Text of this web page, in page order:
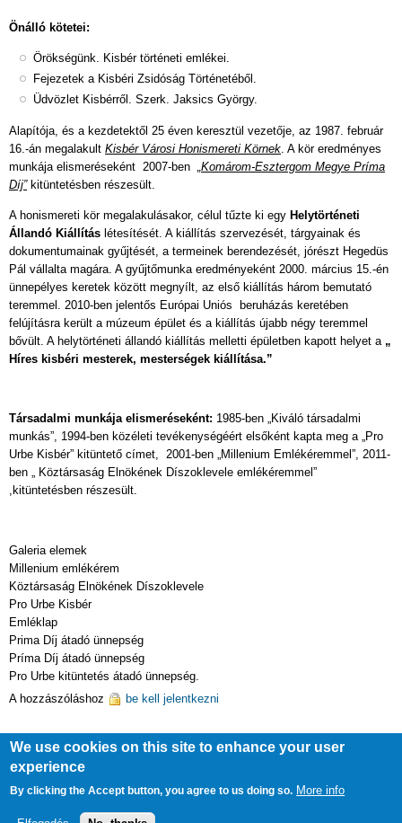
Önálló kötetei:
Örökségünk. Kisbér történeti emlékei.
Fejezetek a Kisbéri Zsidóság Történetéből.
Üdvözlet Kisbérről. Szerk. Jaksics György.
Alapítója, és a kezdetektől 25 éven keresztül vezetője, az 1987. február
16.-án megalakult Kisbér Városi Honismereti Körnek. A kör eredményes
munkája elismeréseként 2007-ben „Komárom-Esztergom Megye Príma
Díj”kitüntetésben részesült.
A honismereti kör megalakulásakor, célul tűzte ki egy Helytörténeti
Állandó Kiállítás létesítését. A kiállítás szervezését, tárgyainak és
dokumentumainak gyűjtését, a termeinek berendezését, jórészt Hegedüs
Pál vállalta magára. A gyűjtőmunka eredményeként 2000. március 15.-én
ünnepélyes keretek között megnyílt, az első kiállítás három bemutató
teremmel. 2010-ben jelentős Európai Uniós beruházás keretében
felújításra került a múzeum épület és a kiállítás újabb négy teremmel
bővült. A helytörténeti állandó kiállítás melletti épületben kapott helyet a „
Híres kisbéri mesterek, mesterségek kiállítása.”
Társadalmi munkája elismeréseként: 1985-ben „Kiváló társadalmi
munkás”, 1994-ben közéleti tevékenységéért elsőként kapta meg a „Pro
Urbe Kisbér” kitüntető címet, 2001-ben „Millenium Emlékéremmel”, 2011-
ben „ Köztársaság Elnökének Díszoklevele emlékéremmel”
,kitüntetésben részesült.
Galeria elemek
Millenium emlékérem
Köztársaság Elnökének Díszoklevele
Pro Urbe Kisbér
Emléklap
Prima Díj átadó ünnepség
Príma Díj átadó ünnepség
Pro Urbe kitüntetés átadó ünnepség.
A hozzászóláshoz
be kell jelentkezni
Drupal
Feliratkozás a következőre: RSS hírcsatorna
We use cookies on this site to enhance your user
experience
By clicking the Accept button, you agree to us doing so. More info